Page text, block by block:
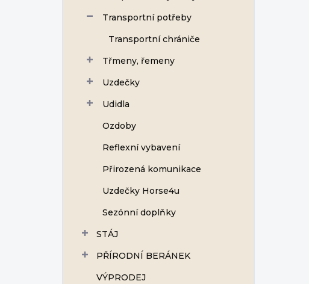
Transportní potřeby
Transportní chrániče
Třmeny, řemeny
Uzdečky
Udidla
Ozdoby
Reflexní vybavení
Přirozená komunikace
Uzdečky Horse4u
Sezónní doplňky
STÁJ
PŘÍRODNÍ BERÁNEK
VÝPRODEJ